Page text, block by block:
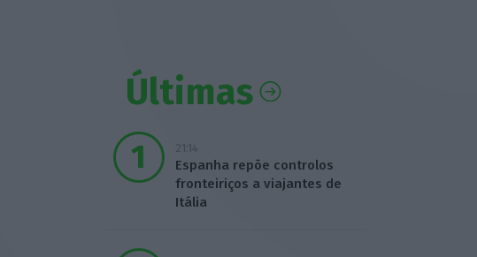
Últimas
21:14
Espanha repõe controlos
fronteiriços a viajantes de
Itália